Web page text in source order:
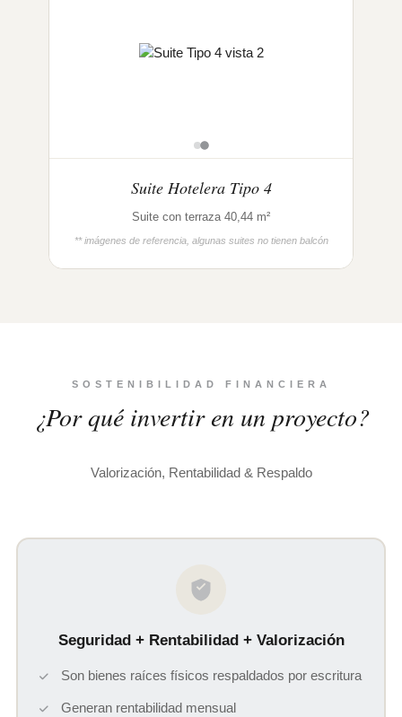
Suite Hotelera Tipo 4
Suite con terraza 40,44 m²
** imágenes de referencia, algunas suites no tienen balcón
SOSTENIBILIDAD FINANCIERA
¿Por qué invertir en un proyecto?
Valorización, Rentabilidad & Respaldo
Seguridad + Rentabilidad + Valorización
Son bienes raíces físicos respaldados por escritura
Generan rentabilidad mensual